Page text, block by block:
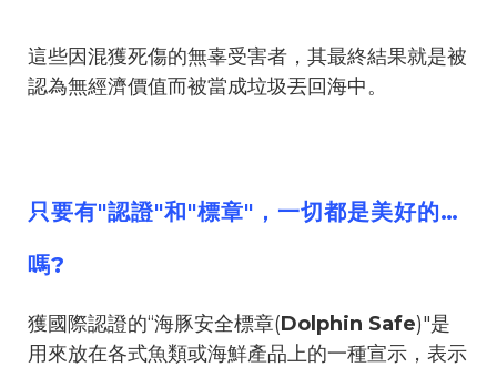
這些因混獲死傷的無辜受害者，其最終結果就是被
認為無經濟價值而被當成垃圾丟回海中。
只要有"認證"和"標章"，一切都是美好的…
嗎?
獲國際認證的“海豚安全標章(Dolphin Safe)"是
用來放在各式魚類或海鮮產品上的一種宣示，表示